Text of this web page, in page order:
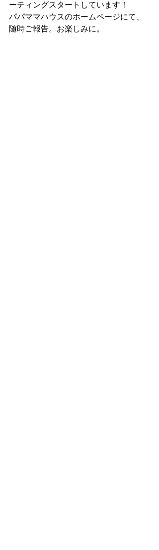
ーティングスタートしています！
パパママハウスのホームページにて、
随時ご報告。お楽しみに。